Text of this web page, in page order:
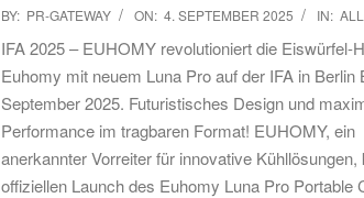
2025-
09-
04
BY: PR-GATEWAY ON: 4. SEPTEMBER 2025 IN:
IFA 2025 – EUHOMY revolutioniert die Eiswürfel-
Euhomy mit neuem Luna Pro auf der IFA in Berlin
September 2025. Futuristisches Design und
Performance im tragbaren Format! EUHOMY, ein
anerkannter Vorreiter für innovative Kühllösungen,
offiziellen Launch des Euhomy Luna Pro Portable